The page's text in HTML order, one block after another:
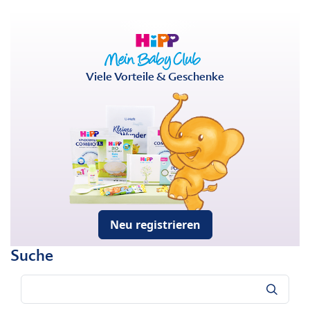
Viele Vorteile & Geschenke
Neu registrieren
Suche